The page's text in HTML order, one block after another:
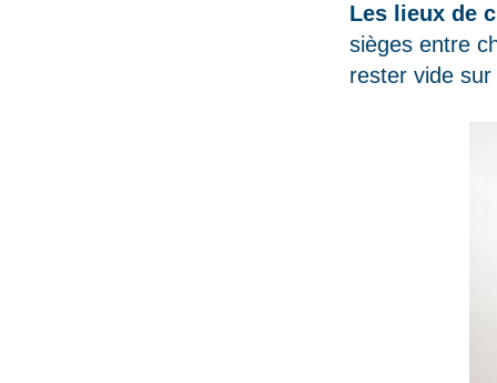
Les lieux de
sièges entre
rester vide